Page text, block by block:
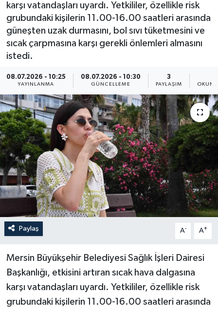
karşı vatandaşları uyardı. Yetkililer, özellikle risk
grubundaki kişilerin 11.00-16.00 saatleri arasında
güneşten uzak durmasını, bol sıvı tüketmesini ve
sıcak çarpmasına karşı gerekli önlemleri almasını
istedi.
08.07.2026 - 10:25
YAYINLANMA
08.07.2026 - 10:30
GÜNCELLEME
3
PAYLAŞIM
Paylaş A- A+
Mersin Büyükşehir Belediyesi Sağlık İşleri Dairesi
Başkanlığı, etkisini artıran sıcak hava dalgasına
karşı vatandaşları uyardı. Yetkililer, özellikle risk
grubundaki kişilerin 11.00-16.00 saatleri arasında
Sağlık
Siyaset
Spor
Yaşam